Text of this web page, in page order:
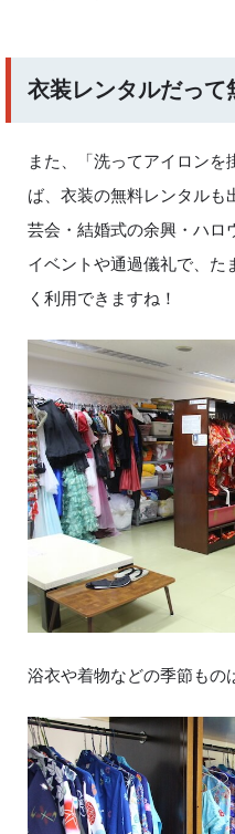
衣装レンタルだって
また、「洗ってアイロン
ば、衣装の無料レンタルも
芸会・結婚式の余興・ハ
イベントや通過儀礼で、た
く利用できますね！
浴衣や着物などの季節もの